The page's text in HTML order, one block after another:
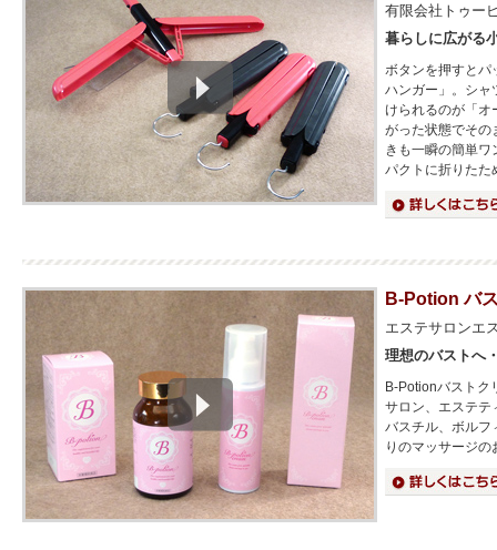
有限会社トゥー
暮らしに広がる
ボタンを押すとパ
ハンガー」。シャ
けられるのが「
がった状態でその
きも一瞬の簡単
パクトに折りたた
詳細はこちら
B-Potion バ
エステサロンエ
理想のバストへ
B-Potionバストク
サロン、エステテ
バスチル、ボルフ
りのマッサージ
詳細はこちら